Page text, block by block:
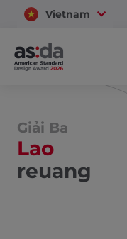
Vietnam
Thailand
Giải Ba
Lao
reuang